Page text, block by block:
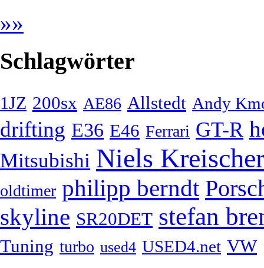
»»
Schlagwörter
1JZ 200sx AE86 Allstedt Andy
drifting E36 E46 Ferrari GT-R
Mitsubishi Niels Kreischer
oldtimer philipp berndt
skyline SR20DET stefan
Tuning turbo used4 USED4.net VW